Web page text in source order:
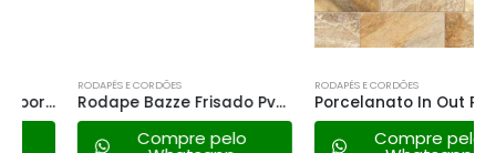
RODAPÉS E CORDÕES
Rodape Bazze Frisado Pvc 15cmx15mm Branco
Compre pelo
RODAPÉS E CORDÕES
Porcelanato In Out Phd56100r 56×56 Ret a
Compre pelo